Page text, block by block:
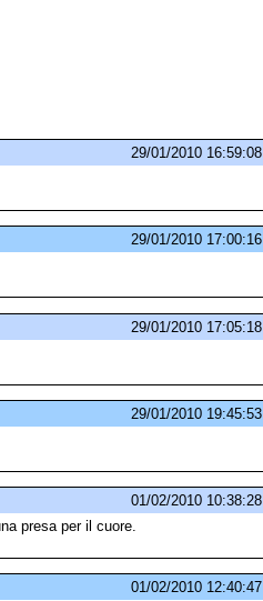
29/01/2010 16:59:08
29/01/2010 17:00:16
29/01/2010 17:05:18
29/01/2010 19:45:53
01/02/2010 10:38:28
presa per il cuore.
01/02/2010 12:40:47